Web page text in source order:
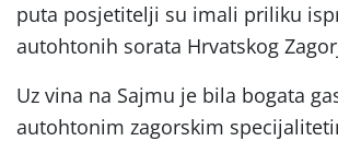
puta posjetitelji su imali priliku
autohtonih sorata Hrvatskog
Uz vina na Sajmu je bila bogata
autohtonim zagorskim